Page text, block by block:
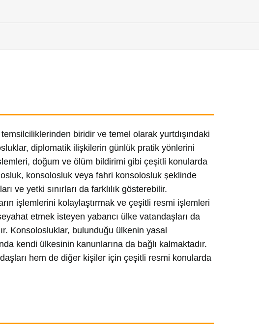
biridir ve temel olarak yurtdışındaki
diplomatik ilişkilerin günlük pratik yönlerini
doğum ve ölüm bildirimi gibi çeşitli konularda
konsolosluk veya fahri konsolosluk şeklinde
ve yetki sınırları da farklılık gösterebilir.
işlemlerini kolaylaştırmak ve çeşitli resmi işlemleri
etmek isteyen yabancı ülke vatandaşları da
Konsolosluklar, bulunduğu ülkenin yasal
kendi ülkesinin kanunlarına da bağlı kalmaktadır.
hem de diğer kişiler için çeşitli resmi konularda